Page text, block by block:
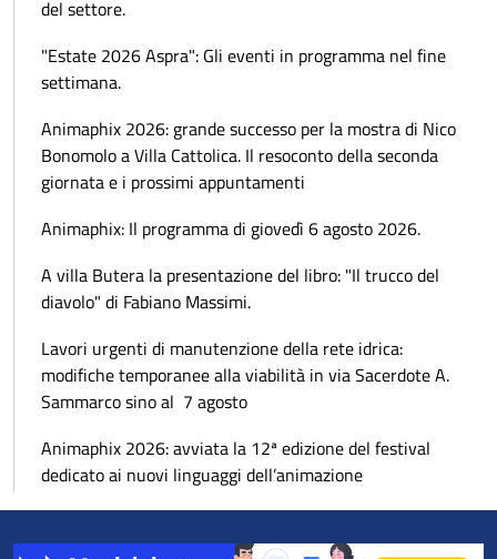
del settore.
"Estate 2026 Aspra": Gli eventi in programma nel fine
settimana.
Animaphix 2026: grande successo per la mostra di Nico
Bonomolo a Villa Cattolica. Il resoconto della seconda
giornata e i prossimi appuntamenti
Animaphix: Il programma di giovedì 6 agosto 2026.
A villa Butera la presentazione del libro: "Il trucco del
diavolo" di Fabiano Massimi.
Lavori urgenti di manutenzione della rete idrica:
modifiche temporanee alla viabilità in via Sacerdote A.
Sammarco sino al 7 agosto
Animaphix 2026: avviata la 12ª edizione del festival
dedicato ai nuovi linguaggi dell’animazione